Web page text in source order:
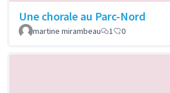
Une chorale au Parc-Nord
martine mirambeau
1 0